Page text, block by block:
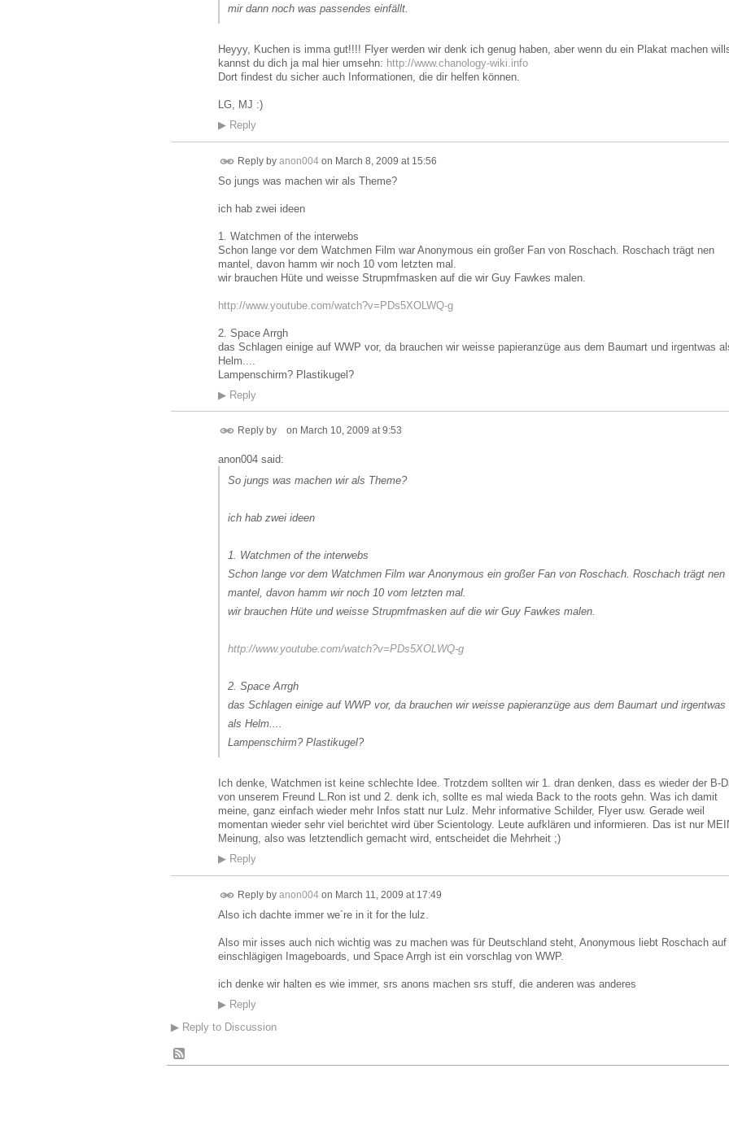
mir dann noch was passendes einfällt.
Heyyy, Kuchen is imma gut!!!! Flyer werden wir denk ich genug haben, aber wenn du ein Plakat machen
kannst du dich ja mal hier umsehn: http://www.chanology-wiki.info
Dort findest du sicher auch Informationen, die dir helfen können.
LG, MJ :)
▶Reply
Reply by anon004on March 8, 2009 at 15:56
So jungs was machen wir als Theme?
ich hab zwei ideen
1. Watchmen of the interwebs
Schon lange vor dem Watchmen Film war Anonymous ein großer Fan von Roschach. Roschach trägt nen
mantel, davon hamm wir noch 10 vom letzten mal.
wir brauchen Hüte und weisse Strupmfmasken auf die wir Guy Fawkes malen.
http://www.youtube.com/watch?v=PDs5XOLWQ-g
2. Space Arrgh
das Schlagen einige auf WWP vor, da brauchen wir weisse papieranzüge aus dem Baumart und irgentwas
Helm....
Lampenschirm? Plastikugel?
▶Reply
Reply by on March 10, 2009 at 9:53
anon004 said:
So jungs was machen wir als Theme?
ich hab zwei ideen
1. Watchmen of the interwebs
Schon lange vor dem Watchmen Film war Anonymous ein großer Fan von Roschach. Roschach trägt nen
mantel, davon hamm wir noch 10 vom letzten mal.
wir brauchen Hüte und weisse Strupmfmasken auf die wir Guy Fawkes malen.
http://www.youtube.com/watch?v=PDs5XOLWQ-g
2. Space Arrgh
das Schlagen einige auf WWP vor, da brauchen wir weisse papieranzüge aus dem Baumart und irgentwas
als Helm....
Lampenschirm? Plastikugel?
Ich denke, Watchmen ist keine schlechte Idee. Trotzdem sollten wir 1. dran denken, dass es wieder der B-
von unserem Freund L.Ron ist und 2. denk ich, sollte es mal wieda Back to the roots gehn. Was ich damit
meine, ganz einfach wieder mehr Infos statt nur Lulz. Mehr informative Schilder, Flyer usw. Gerade weil
momentan wieder sehr viel berichtet wird über Scientology. Leute aufklären und informieren. Das ist nur
Meinung, also was letztendlich gemacht wird, entscheidet die Mehrheit ;)
▶Reply
Reply by anon004on March 11, 2009 at 17:49
Also ich dachte immer we´re in it for the lulz.
Also mir isses auch nich wichtig was zu machen was für Deutschland steht, Anonymous liebt Roschach auf
einschlägigen Imageboards, und Space Arrgh ist ein vorschlag von WWP.
ich denke wir halten es wie immer, srs anons machen srs stuff, die anderen was anderes
▶Reply
▶Reply to Discussion